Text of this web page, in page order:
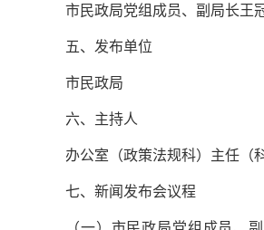
市民政局党组成员、副局长王
五、发布单位
市民政局
六、主持人
办公室（政策法规科）主任（
七、新闻发布会议程